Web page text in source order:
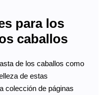
para los
caballos
de los caballos como
de estas
colección de páginas